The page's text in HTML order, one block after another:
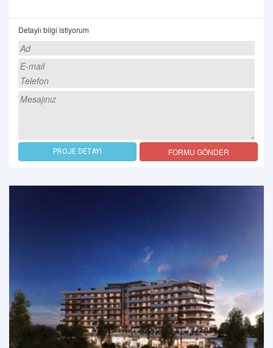
Detaylı bilgi istiyorum
PROJE DETAYI FORMU GÖNDER